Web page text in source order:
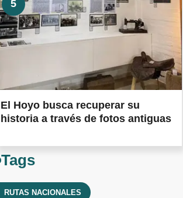
5
El Hoyo busca recuperar su
historia a través de fotos antiguas
Tags
RUTAS NACIONALES